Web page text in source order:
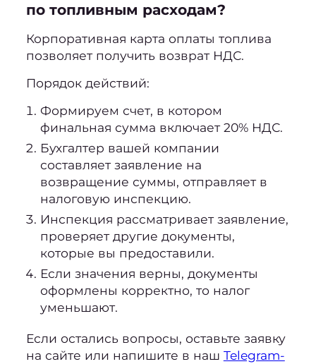
по топливным расходам?
Корпоративная карта оплаты топлива
позволяет получить возврат НДС.
Порядок действий:
Формируем счет, в котором
финальная сумма включает 20% НДС.
Бухгалтер вашей компании
составляет заявление на
возвращение суммы, отправляет в
налоговую инспекцию.
Инспекция рассматривает заявление,
проверяет другие документы,
которые вы предоставили.
Если значения верны, документы
оформлены корректно, то налог
уменьшают.
Если остались вопросы, оставьте заявку
на сайте или напишите в наш Telegram-